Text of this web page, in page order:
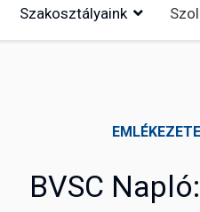
Szakosztályaink
BVSC